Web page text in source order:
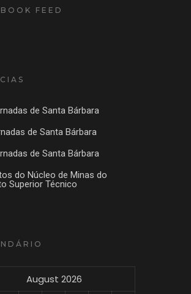
FEED
de Santa Bárbara
de Santa Bárbara
de Santa Bárbara
do Núcleo de Minas do
Superior Técnico
August 2026